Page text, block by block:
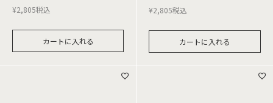
¥2,805税込
カートに入れる
¥2,805税込
カートに入れる